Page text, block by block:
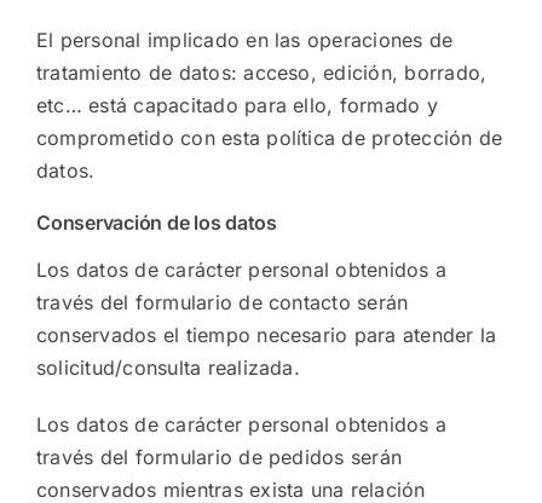
El personal implicado en las operaciones de
tratamiento de datos: acceso, edición, borrado,
etc… está capacitado para ello, formado y
comprometido con esta política de protección de
datos.
Conservación de los datos
Los datos de carácter personal obtenidos a
través del formulario de contacto serán
conservados el tiempo necesario para atender la
solicitud/consulta realizada.
Los datos de carácter personal obtenidos a
través del formulario de pedidos serán
conservados mientras exista una relación